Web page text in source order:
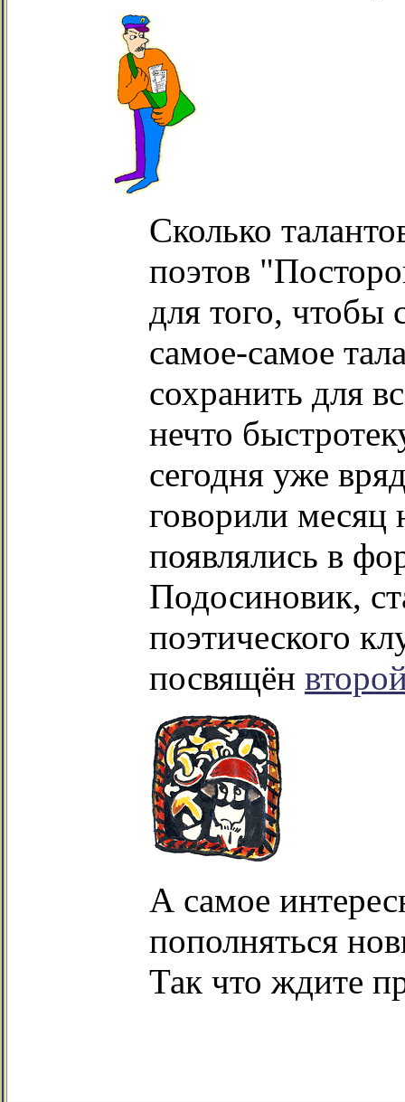
Сколько
поэтов
для того, чтобы
самое-самое
сохранить для
нечто
сегодня уже
говорили месяц
появлялись в
Подосиновик,
поэтического
посвящён
А самое
пополняться
Так что ждите